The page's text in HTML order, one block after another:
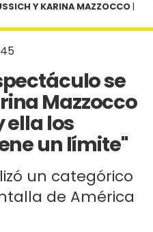
se
Mazzocco
ella los
un límite"
un categórico
de América
Y KARINA MAZZOCCO |